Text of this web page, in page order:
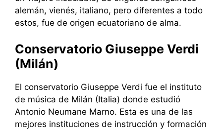
alemán, vienés, italiano, pero diferentes a todo
estos, fue de origen ecuatoriano de alma.
Conservatorio Giuseppe Verdi
(Milán)
El conservatorio Giuseppe Verdi fue el instituto
de música de Milán (Italia) donde estudió
Antonio Neumane Marno. Esta es una de las
mejores instituciones de instrucción y formación